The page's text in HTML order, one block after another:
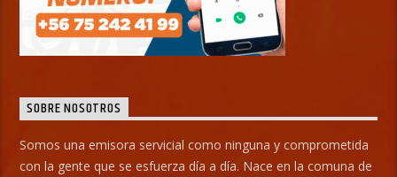
SOBRE NOSOTROS
Somos una emisora servicial como ninguna y comprometida
con la gente que se esfuerza día a día. Nace en la comuna de